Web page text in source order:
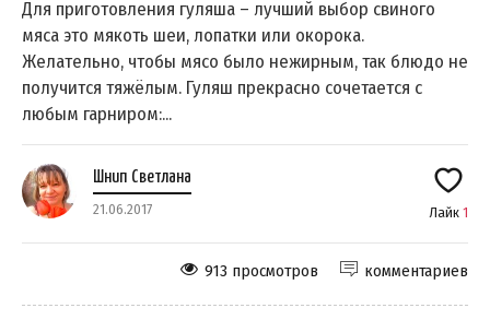
Для приготовления гуляша – лучший выбор свиного
мяса это мякоть шеи, лопатки или окорока.
Желательно, чтобы мясо было нежирным, так блюдо не
получится тяжёлым. Гуляш прекрасно сочетается с
любым гарниром:...
Шнип Светлана
21.06.2017 Лайк 1
комментариев
913 просмотров